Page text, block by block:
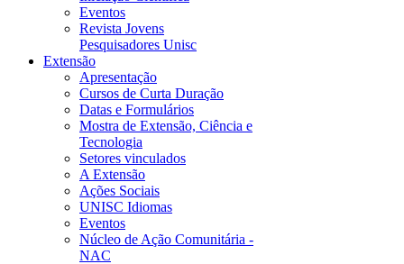
Eventos
Revista Jovens
Pesquisadores Unisc
Extensão
Apresentação
Cursos de Curta Duração
Datas e Formulários
Mostra de Extensão, Ciência e
Tecnologia
Setores vinculados
A Extensão
Ações Sociais
UNISC Idiomas
Eventos
Núcleo de Ação Comunitária -
NAC